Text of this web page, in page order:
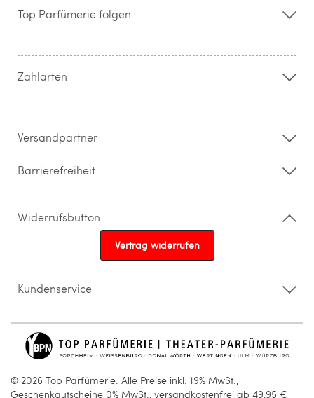
Storefinder
Kontakt
Widerrufsrecht & Rückgabebedingungen
Top Parfümerie folgen
Zahlarten
Versandpartner
Barrierefreiheit
Widerrufsbutton
Vertrag widerrufen
Kundenservice
info@topparfuemerie.de
© 2026 Top Parfümerie. Alle Preise inkl. 19% MwSt.,
Geschenkgutscheine 0% MwSt., versandkostenfrei ab 49,95 €